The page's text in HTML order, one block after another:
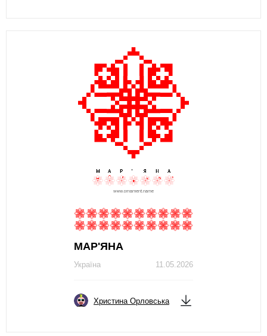
МАР'ЯНА
11.05.2026
Україна
Христина Орловська